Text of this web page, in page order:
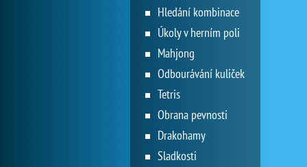
Hledání kombinace
Úkoly v herním poli
Mahjong
Odbourávání kuliček
Tetris
Obrana pevnosti
Drakohamy
Sladkosti